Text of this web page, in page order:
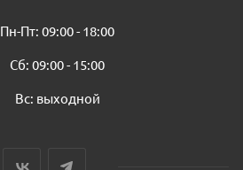
Пн-Пт: 09:00 - 18:00
Сб: 09:00 - 15:00
Вс: выходной